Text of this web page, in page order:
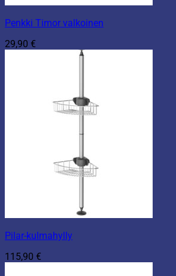
Penkki Timor valkoinen
29,90 €
Pilar-kulmahylly
115,90 €